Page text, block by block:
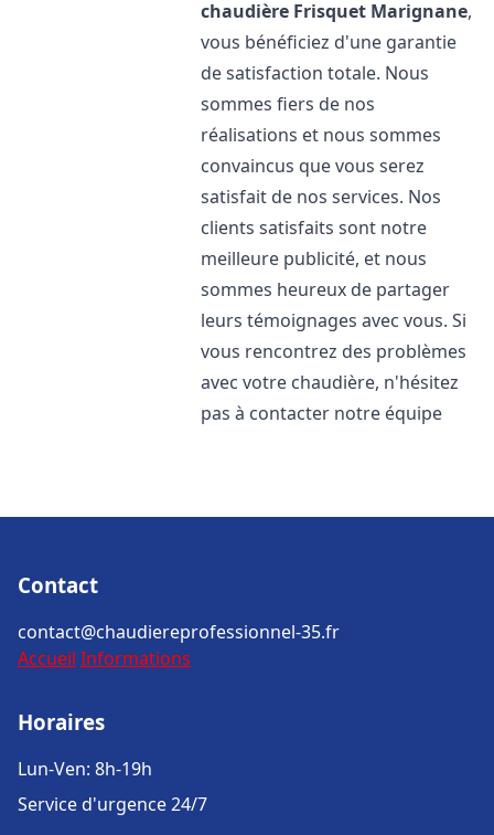
chaudière Frisquet Marignane,
vous bénéficiez d'une garantie
de satisfaction totale. Nous
sommes fiers de nos
réalisations et nous sommes
convaincus que vous serez
satisfait de nos services. Nos
clients satisfaits sont notre
meilleure publicité, et nous
sommes heureux de partager
leurs témoignages avec vous. Si
vous rencontrez des problèmes
avec votre chaudière, n'hésitez
pas à contacter notre équipe
Contact
contact@chaudiereprofessionnel-35.fr
Accueil Informations
Horaires
Lun-Ven: 8h-19h
Service d'urgence 24/7